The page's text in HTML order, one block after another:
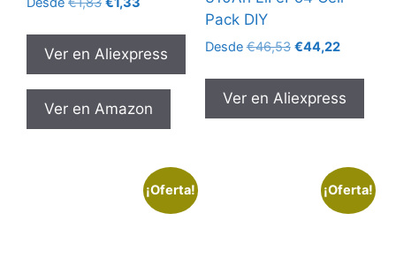
original
era:
€1,83.
actual
es:
€1,33.
Ver en Aliexpress
Ver en Amazon
Pack DIY
Desde€46,53 El
original
era:
€46,53.
€44,22El
actual
es:
€44,22.
Ver en Aliexpress
¡Oferta! ¡Oferta!